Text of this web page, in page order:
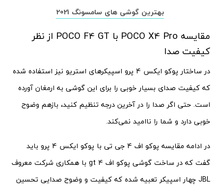
بهترین گوشی های سامسونگ 2021
مقایسه POCO X4 Pro با POCO F4 GT از نظر
کیفیت صدا
در ساختار پوکو ایکس 4 پرو اسپیکرهای استریو نیز استفاده شده
که کیفیت صدای بسیار خوبی را برای این گوشی به ارمغان آورده
است. حتی اگر صدا را در آخرین درجه تنظیم کنید، بازهم وضوح
خوبی دارد و شما را ناامید نمی‌کند.
در ادامه مقایسه پوکو اف 4 جی تی با پوکو ایکس 4 پرو باید
گفت که در ساخت گوشی پوکو اف 4 gt با همکاری شرکت معروف
JBL چهار اسپیکر تعبیه شده که کیفیت و وضوح صدایی تحسین